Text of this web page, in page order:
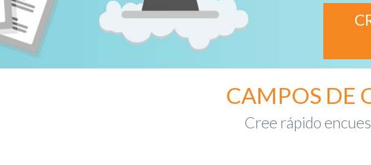
CAMPOS DE
Cree rápido